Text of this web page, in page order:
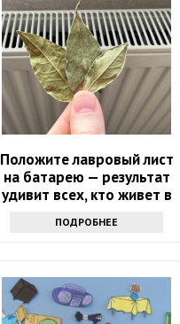
Положите лавровый лист
на батарею — результат
удивит всех, кто живет в
ПОДРОБНЕЕ